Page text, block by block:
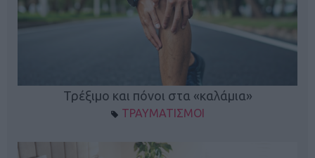
Τρέξιμο και πόνοι στα «καλάμια»
ΤΡΑΥΜΑΤΙΣΜΟΙ